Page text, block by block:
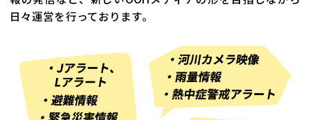
日々運営を行っております。